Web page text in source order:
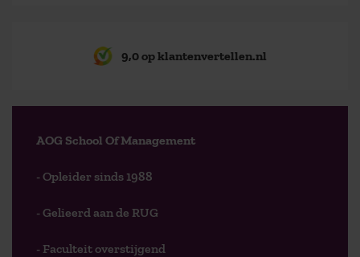
9,0 op klantenvertellen.nl
AOG School Of Management
- Opleider sinds 1988
- Gelieerd aan de RUG
- Faculteit overstijgend